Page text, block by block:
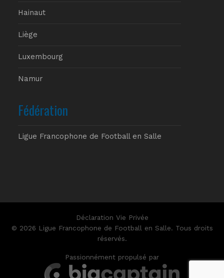
Hainaut
Liège
Luxembourg
Namur
Fédération
Ligue Francophone de Football en Salle
Déclaration Vie Privée
© 2026 Ligue Francophone de Football en Salle. Tous droits
réservés.
Passionnément propulsé par